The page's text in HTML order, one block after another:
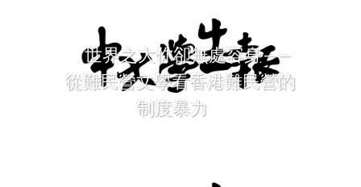
世界之大你卻無處容身——
從難民營文學看香港難民營的
制度暴力